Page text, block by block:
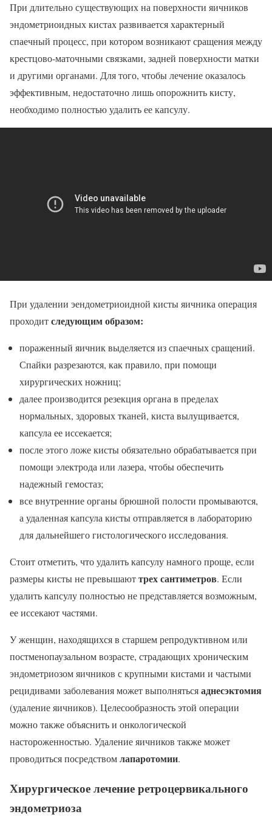
При длительно существующих на поверхности яичников
эндометриоидных кистах развивается характерный
спаечный процесс, при котором возникают сращения между
крестцово-маточными связками, задней поверхности матки
и другими органами. Для того, чтобы лечение оказалось
эффективным, недостаточно лишь опорожнить кисту,
необходимо полностью удалить ее капсулу.
При удалении эендометриоидной кисты яичника операция
проходитследующим образом:
пораженный яичник выделяется из спаечных сращений.
Спайки разрезаются, как правило, при помощи
хирургических ножниц;
далее производится резекция органа в пределах
нормальных, здоровых тканей, киста вылущивается,
капсула ее иссекается;
после этого ложе кисты обязательно обрабатывается при
помощи электрода или лазера, чтобы обеспечить
надежный гемостаз;
все внутренние органы брюшной полости промываются,
а удаленная капсула кисты отправляется в лабораторию
для дальнейшего гистологического исследования.
Стоит отметить, что удалить капсулу намного проще, если
размеры кисты не превышаюттрех сантиметров. Если
удалить капсулу полностью не представляется возможным,
ее иссекают частями.
У женщин, находящихся в старшем репродуктивном или
постменопаузальном возрасте, страдающих хроническим
эндометриозом яичников с крупными кистами и частыми
рецидивами заболевания может выполнятьсяаднесэктомия
(удаление яичников). Целесообразность этой операции
можно также объяснить и онкологической
настороженностью. Удаление яичников также может
проводиться посредствомлапаротомии.
Хирургическое лечение ретроцервикального
эндометриоза